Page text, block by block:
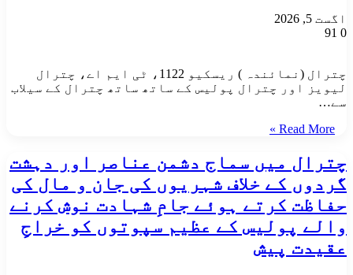
اگست 5, 2026
0
چترال (نمائندہ ) ریسکیو 1122، ٹی ایم اے، چترال
لیویز اور چترال پولیس کے ساتھ ساتھ چترال کے سیلاب
سے…
Read More »
چترال میں سماج دشمن عناصر اور دہشت
گردوں کے خلاف شہریوں کی جان و مال کی
حفاظت کرتے ہوئے جامِ شہادت نوش کرنے
والے پولیس کے عظیم سپوتوں کو خراجِ
عقیدت پیش